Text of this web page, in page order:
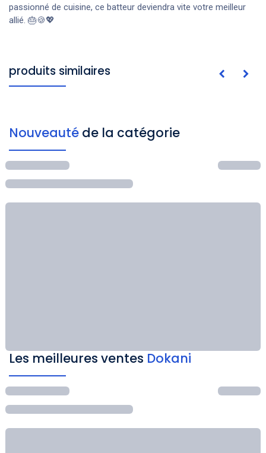
passionné de cuisine, ce batteur deviendra vite votre meilleur
allié. 🎂🍪💖
produits similaires
Nouveauté de la catégorie
Les meilleures ventes Dokani